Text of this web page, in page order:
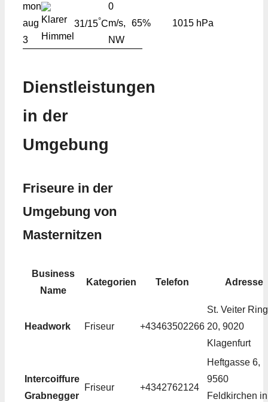
mon
aug
3
31/15°C
0
m/s,
NW
65% 1015 hPa
Dienstleistungen
in der
Umgebung
Friseure in der
Umgebung von
Masternitzen
Business
Name
Kategorien Telefon Adresse
Headwork Friseur +43463502266
St. Veiter Ring
20, 9020
Klagenfurt
Intercoiffure
Grabnegger
Friseur +4342762124
Heftgasse 6,
9560
Feldkirchen in